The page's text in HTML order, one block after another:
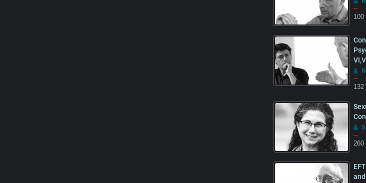
–
100
–
132
–
260